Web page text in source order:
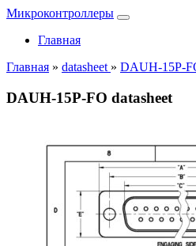
Микроконтроллеры
Главная
Главная » datasheet » DAUH-15P-
DAUH-15P-FO datasheet